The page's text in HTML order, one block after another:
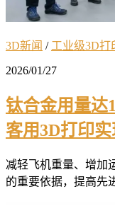
3D新闻 /工业级3D打
2026/01/27
钛合金用量达
客用3D打印
减轻飞机重量、增加
的重要依据，提高先